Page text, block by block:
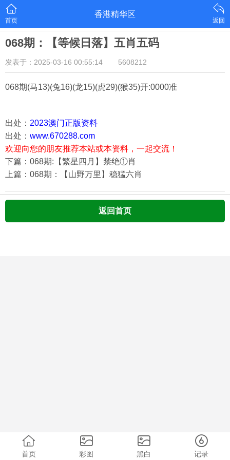
首页
香港精华区
返回
068期：【等候日落】五肖五码
发表于：2025-03-16 00:55:14 5608212
068期(马13)(兔16)(龙15)(虎29)(猴35)开:0000准
出处： 2023澳门正版资料
出处： www.670288.com
欢迎向您的朋友推荐本站或本资料，一起交流！
下篇：068期:【繁星四月】禁绝①肖
上篇：068期：【山野万里】稳猛六肖
返回首页
首页 彩图 黑白 记录